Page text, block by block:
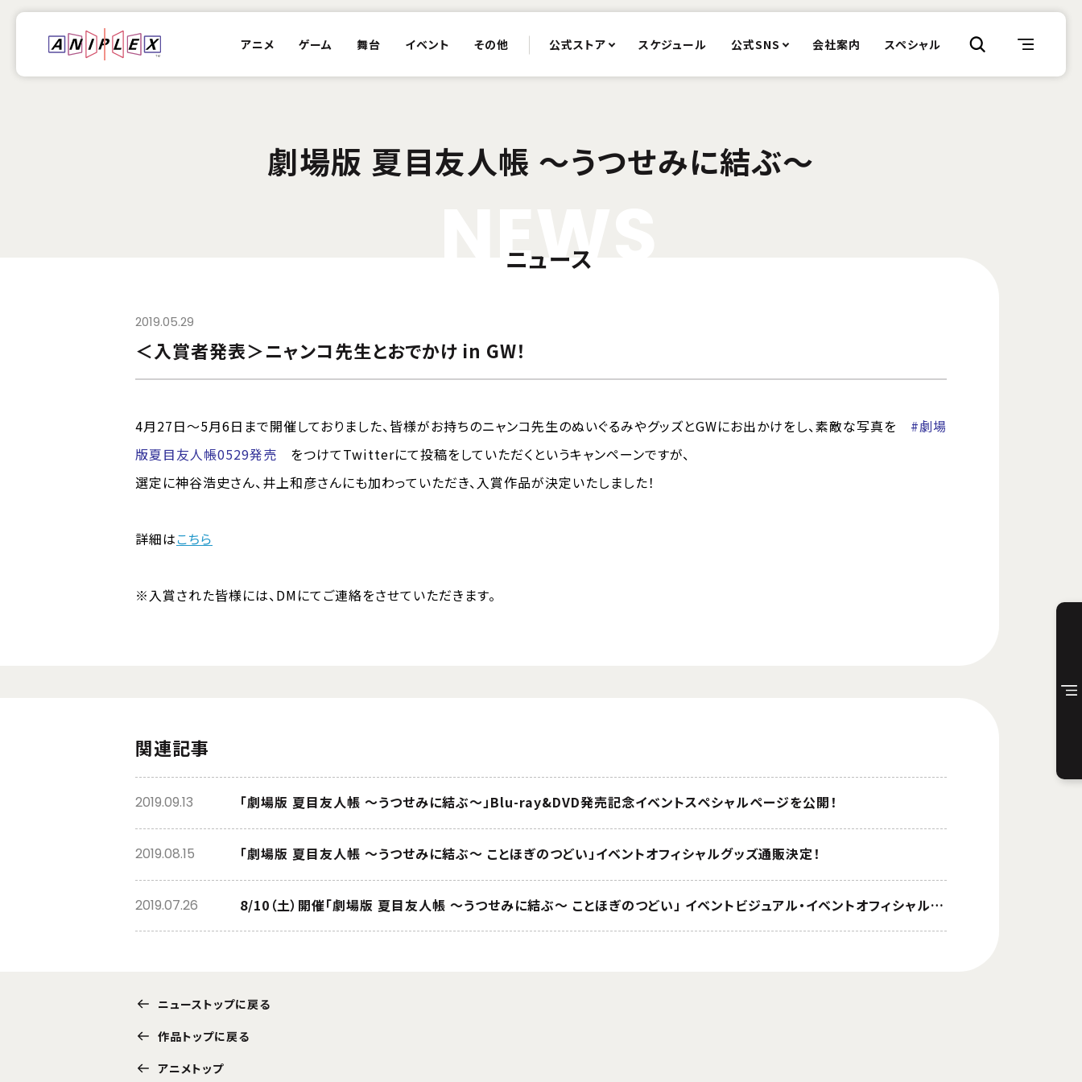
アニメ ゲーム 舞台 イベント その他 公式ストア スケジュール 公式SNS 会社案内 スペシャル
劇場版 夏目友人帳 ～うつせみに結ぶ～
EW
ニュース
2019.05.29
＜入賞者発表＞ニャンコ先生とおでかけ in GW！
4月27日～5月6日まで開催しておりました、皆様がお持ちのニャンコ先生のぬいぐるみやグッズとGWにお出かけをし、素敵な写真を #劇場
版夏目友人帳0529発売 をつけてTwitterにて投稿をしていただくというキャンペーンですが、
選定に神谷浩史さん、井上和彦さんにも加わっていただき、入賞作品が決定いたしました！
詳細はこちら
※入賞された皆様には、DMにてご連絡をさせていただきます。
関連記事
「劇場版 夏目友人帳 ～うつせみに結ぶ～」Blu-ray&DVD発売記念イベントスペシャルページを公開！
2019.09.13
「劇場版 夏目友人帳 ～うつせみに結ぶ～ ことほぎのつどい」イベントオフィシャルグッズ通販決定！
2019.08.15
8/10（土）開催「劇場版 夏目友人帳 ～うつせみに結ぶ～ ことほぎのつどい」 イベントビジュアル・イベントオフィシャルグッズ情報を公開！
2019.07.26
ニューストップに戻る
作品トップに戻る
アニメトップ